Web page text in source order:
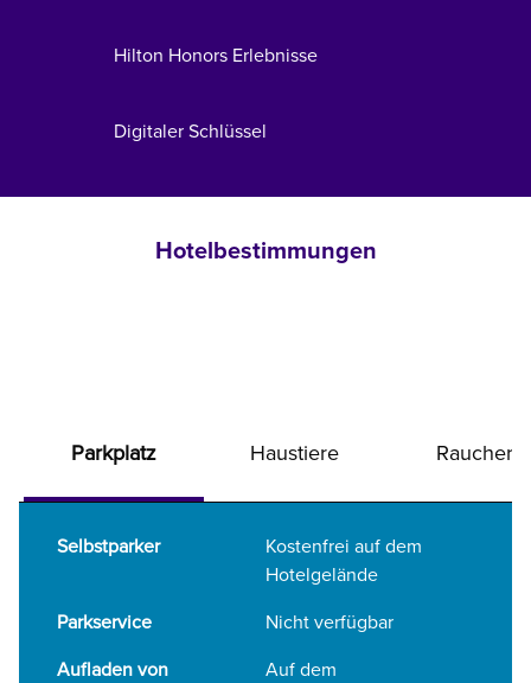
Hilton Honors Erlebnisse
Digitaler Schlüssel
Hotelbestimmungen
Parkplatz Haustiere Raucher
Selbstparker
Kostenfrei auf dem
Hotelgelände
Parkservice
Nicht verfügbar
Aufladen von
Auf dem